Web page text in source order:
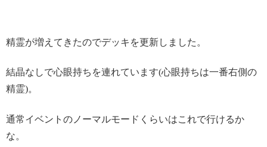
精霊が増えてきたのでデッキを更新しました。
結晶なしで心眼持ちを連れています(心眼持ちは一番右側の
精霊)。
通常イベントのノーマルモードくらいはこれで行けるか
な。